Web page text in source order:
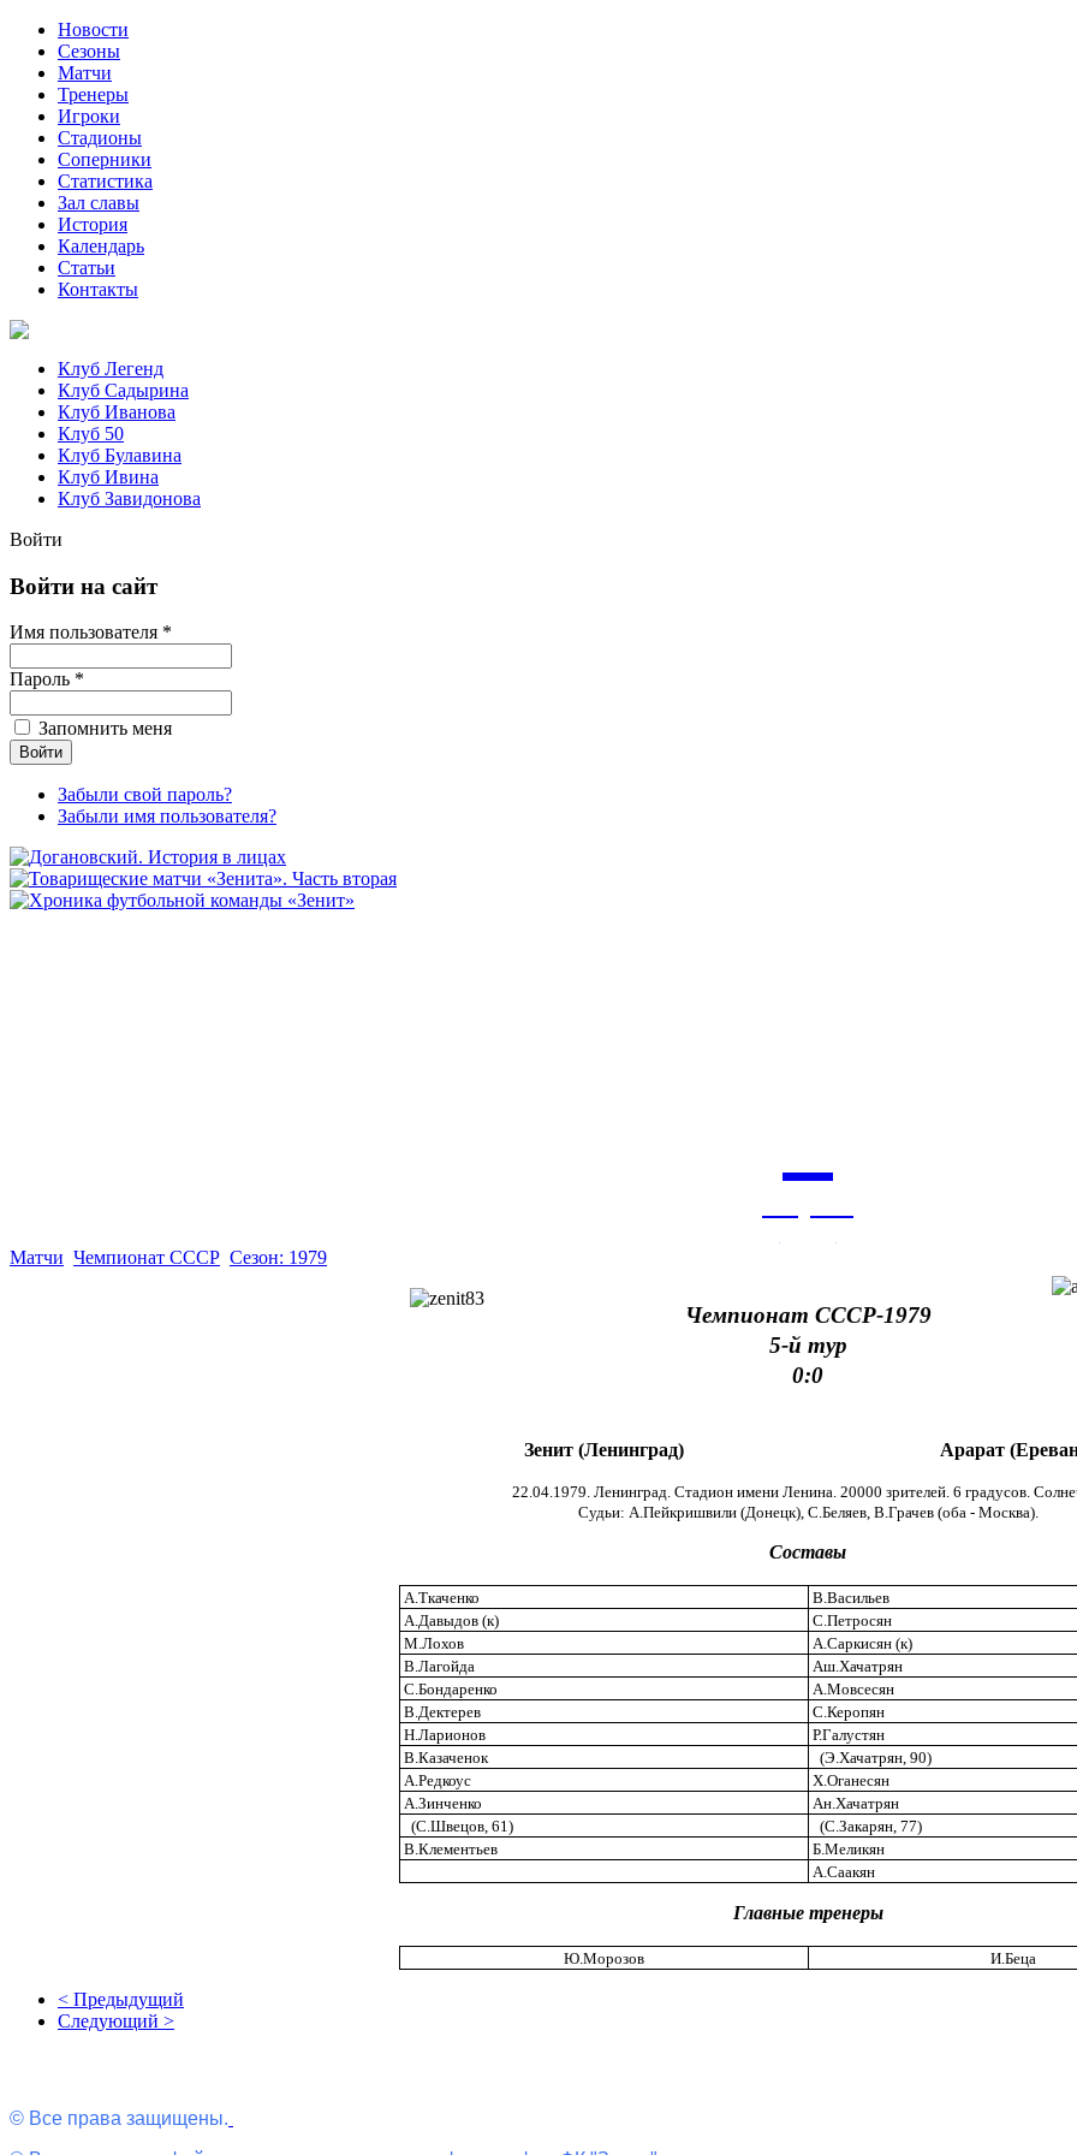
Новости
Сезоны
Матчи
Тренеры
Игроки
Стадионы
Соперники
Статистика
Зал славы
История
Календарь
Статьи
Контакты
Клуб Легенд
Клуб Садырина
Клуб Иванова
Клуб 50
Клуб Булавина
Клуб Ивина
Клуб Завидонова
Войти
Войти на сайт
Имя пользователя *
Пароль *
Запомнить меня
Забыли свой пароль?
Забыли имя пользователя?
Матчи Чемпионат СССР Сезон: 1979
Чемпионат СССР-1979
5-й тур
0:0
Зенит (Ленинград) Арарат
22.04.1979. Ленинград. Стадион имени Ленина. 20000 зрителей. 6 градусов.
Судьи: А.Пейкришвили (Донецк), С.Беляев, В.Грачев (оба - Москва).
Составы
А.Ткаченко
В.Васильев
А.Давыдов (к)
С.Петросян
М.Лохов
А.Саркисян (к)
В.Лагойда
Аш.Хачатрян
С.Бондаренко
А.Мовсесян
В.Дектерев
С.Керопян
Н.Ларионов
Р.Галустян
В.Казаченок
(Э.Хачатрян, 90)
А.Редкоус
X.Оганесян
А.Зинченко
Ан.Хачатрян
(С.Швецов, 61)
(С.Закарян, 77)
В.Клементьев
Б.Меликян
А.Саакян
Главные тренеры
Ю.Морозов И.Беца
< Предыдущий
Следующий >
© Все права защищены.